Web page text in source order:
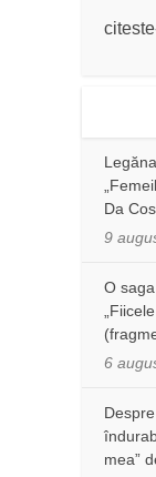
Da
9
O
6
mea”